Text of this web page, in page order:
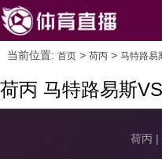
当前位置: 首页> 荷丙> 马特路易
荷丙 马特路易斯
荷丙 |